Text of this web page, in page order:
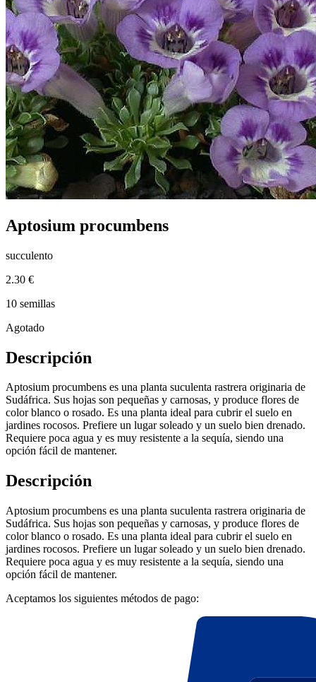
Aptosium procumbens
succulento
2.30 €
10 semillas
Agotado
Descripción
Aptosium procumbens es una planta suculenta rastrera originaria de
Sudáfrica. Sus hojas son pequeñas y carnosas, y produce flores de
color blanco o rosado. Es una planta ideal para cubrir el suelo en
jardines rocosos. Prefiere un lugar soleado y un suelo bien drenado.
Requiere poca agua y es muy resistente a la sequía, siendo una
opción fácil de mantener.
Descripción
Aptosium procumbens es una planta suculenta rastrera originaria de
Sudáfrica. Sus hojas son pequeñas y carnosas, y produce flores de
color blanco o rosado. Es una planta ideal para cubrir el suelo en
jardines rocosos. Prefiere un lugar soleado y un suelo bien drenado.
Requiere poca agua y es muy resistente a la sequía, siendo una
opción fácil de mantener.
Aceptamos los siguientes métodos de pago: